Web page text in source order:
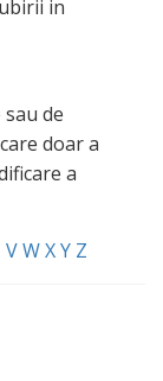
in
de
doar a
a
VWXY Z